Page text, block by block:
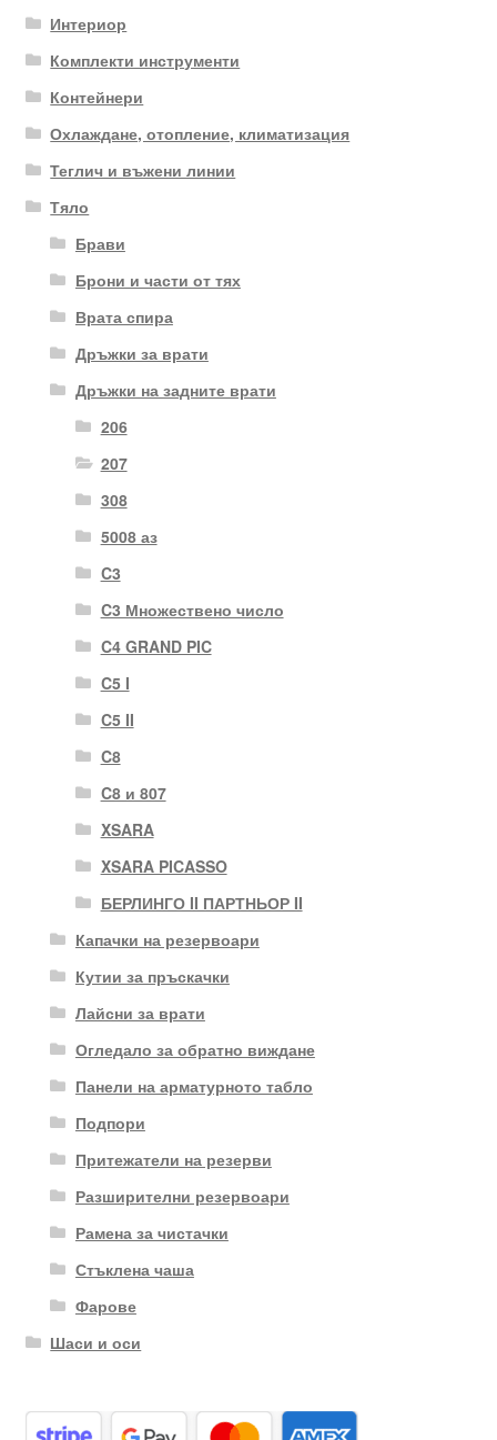
Интериор
Комплекти инструменти
Контейнери
Охлаждане, отопление, климатизация
Теглич и въжени линии
Тяло
Брави
Брони и части от тях
Врата спира
Дръжки за врати
Дръжки на задните врати
206
207
308
5008 аз
C3
C3 Множествено число
C4 GRAND PIC
C5 I
C5 II
C8
C8 и 807
XSARA
XSARA PICASSO
БЕРЛИНГО II ПАРТНЬОР II
Капачки на резервоари
Кутии за пръскачки
Лайсни за врати
Огледало за обратно виждане
Панели на арматурното табло
Подпори
Притежатели на резерви
Разширителни резервоари
Рамена за чистачки
Стъклена чаша
Фарове
Шаси и оси